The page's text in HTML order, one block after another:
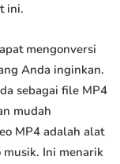
ini.
mengonversi
Anda inginkan.
sebagai file MP4
mudah
MP4 adalah alat
Ini menarik